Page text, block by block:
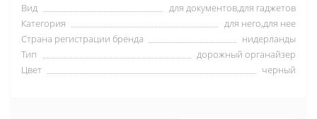
Вид
для документов,для гаджетов
Категория
для него,для нее
Страна регистрации бренда
нидерланды
Тип
дорожный органайзер
Цвет
черный